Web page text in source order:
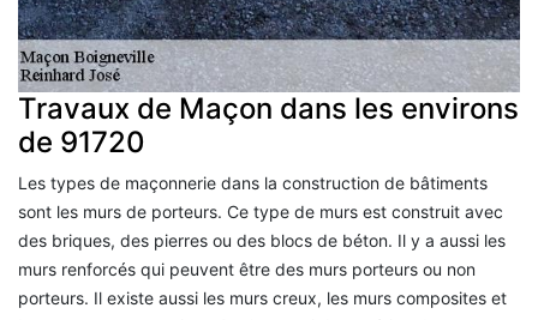
Travaux de Maçon dans les environs
de 91720
Les types de maçonnerie dans la construction de bâtiments
sont les murs de porteurs. Ce type de murs est construit avec
des briques, des pierres ou des blocs de béton. Il y a aussi les
murs renforcés qui peuvent être des murs porteurs ou non
porteurs. Il existe aussi les murs creux, les murs composites et